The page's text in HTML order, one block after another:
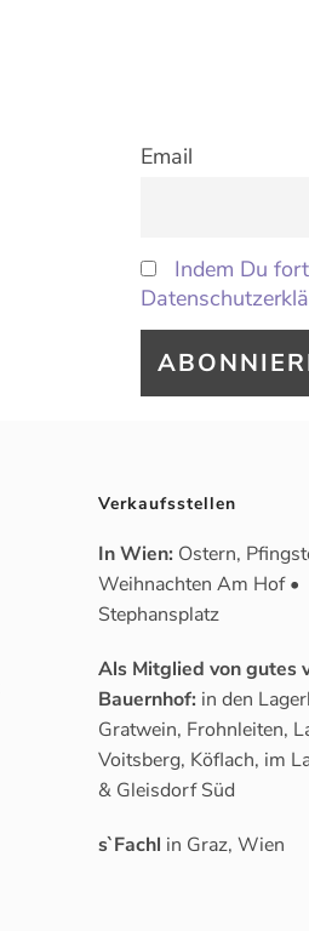
Email
Indem Du
Verkaufsstellen
In Wien: Ostern,
Weihnachten Am Hof •
Stephansplatz
Als Mitglied von gutes
Bauernhof: in den
Gratwein, Frohnleiten,
Voitsberg, Köflach, im
& Gleisdorf Süd
s`Fachl in Graz, Wien